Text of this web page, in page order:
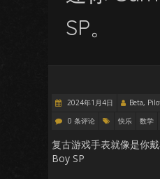
SP。
2024年1月4日 Beta,
0 条评论
快乐 数学
复古游戏手表就像是你
Boy SP